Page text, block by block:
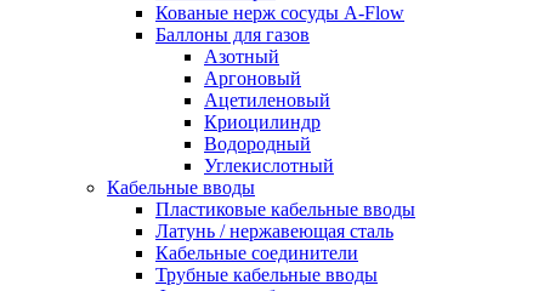
Кованые нерж сосуды A-Flow
Баллоны для газов
Азотный
Аргоновый
Ацетиленовый
Криоцилиндр
Водородный
Углекислотный
Кабельные вводы
Пластиковые кабельные вводы
Латунь / нержавеющая сталь
Кабельные соединители
Трубные кабельные вводы